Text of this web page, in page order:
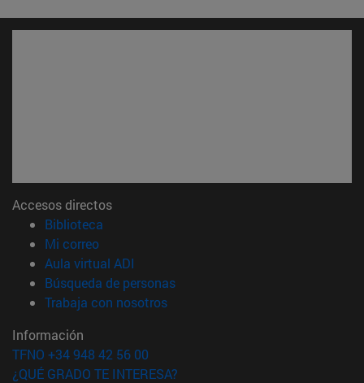
Accesos directos
Biblioteca
Mi correo(abre en nueva ventana)
Aula virtual ADI
Búsqueda de personas(abre en nueva ventana)
Trabaja con nosotros(abre en nueva ventana)
Información
TFNO +34 948 42 56 00
¿QUÉ GRADO TE INTERESA?